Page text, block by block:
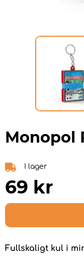
Monopol
I lager
69 kr
Fullskaligt kul i